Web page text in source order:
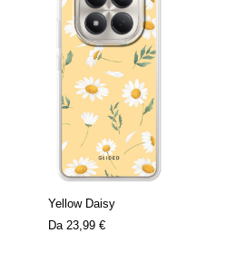
Yellow Daisy
Da 23,99 €